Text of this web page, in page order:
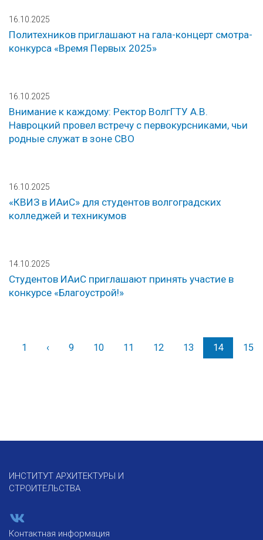
16.10.2025
Политехников приглашают на гала-концерт смотра-
конкурса «Время Первых 2025»
16.10.2025
Внимание к каждому: Ректор ВолгГТУ А.В.
Навроцкий провел встречу с первокурсниками, чьи
родные служат в зоне СВО
16.10.2025
«КВИЗ в ИАиС» для студентов волгоградских
колледжей и техникумов
14.10.2025
Студентов ИАиС приглашают принять участие в
конкурсе «Благоустрой!»
1 ‹Назад
9 10 11 12 13 14 15
ИНСТИТУТ АРХИТЕКТУРЫ И
СТРОИТЕЛЬСТВА
Контактная информация